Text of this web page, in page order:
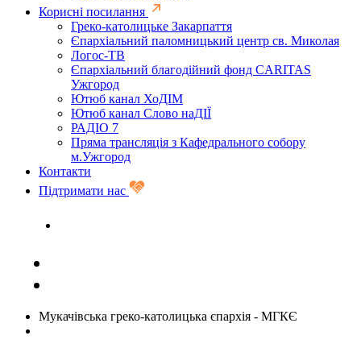
Корисні посилання
Греко-католицьке Закарпаття
Єпархіальний паломницький центр св. Миколая
Логос-ТВ
Єпархіальний благодійний фонд CARITAS
Ужгород
Ютюб канал ХоДІМ
Ютюб канал Слово наДІЇ
РАДІО 7
Пряма трансляція з Кафедрального собору
м.Ужгород
Контакти
Підтримати нас
Мукачівська греко-католицька єпархія - МГКЄ